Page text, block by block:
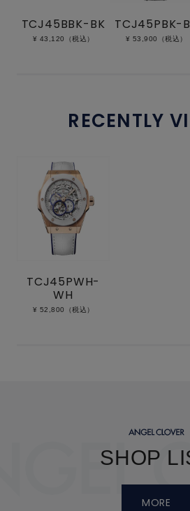
TCJ45BBK-BK
¥ 43,120（税込）
TCJ45PBK-
¥ 53,900（税込）
RECENTLY
TCJ45PWH-
WH
¥ 52,800（税込）
SHOP
MORE